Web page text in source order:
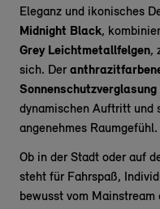
Eleganz und ikonisches
Midnight Black,
Grey Leichtmetallfelgen,
sich. Der
Sonnenschutzverglasung
dynamischen Auftritt und
angenehmes Raumgefühl.
Ob in der Stadt oder auf
steht für Fahrspaß,
bewusst vom